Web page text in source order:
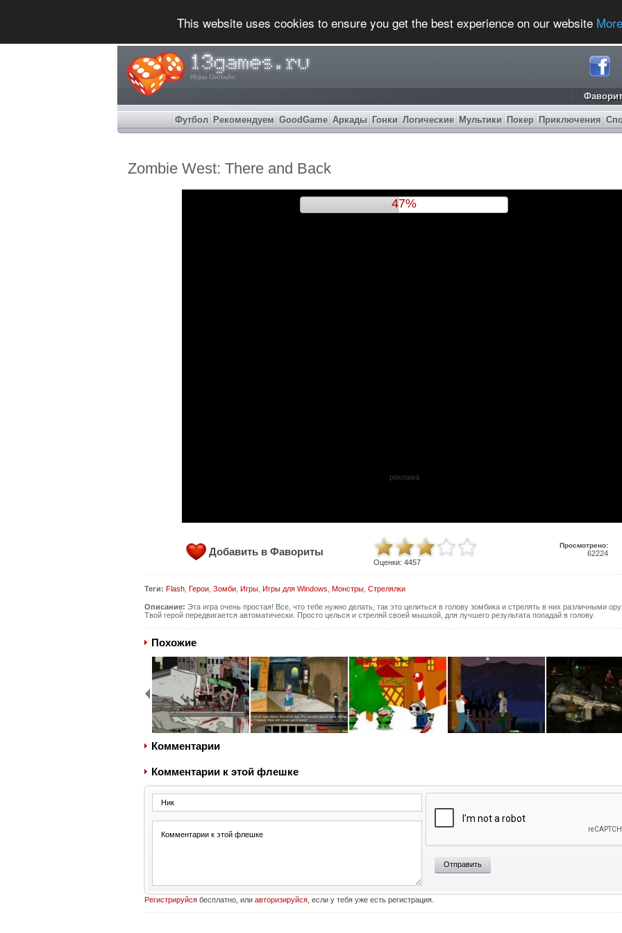
This website uses cookies to ensure you get the best experience on our website
Игры Онлайн
Футбол Рекомендуем GoodGame Аркады Гонки Логические Мультики Покер Приключения
Zombie West: There and Back
50%
реклама
Добавить в Фавориты
Оценки: 4457
Просмотрено:
62224
Теги: Flash, Герои, Зомби, Игры, Игры для Windows Монстры, Стрелялки
Описание: Эта игра очень простая! Все, что тебе нужно делать, так это целиться в голову зомбика и стрелять в них различными
Твой герой передвигается автоматически. Просто целься и стреляй своей мышкой, для лучшего результата попадай в голову.
Похожие
Комментарии
Комментарии к этой флешке
Отправить
Регистрируйсябесплатно, или авторизируйся, если у тебя уже есть регистрация.